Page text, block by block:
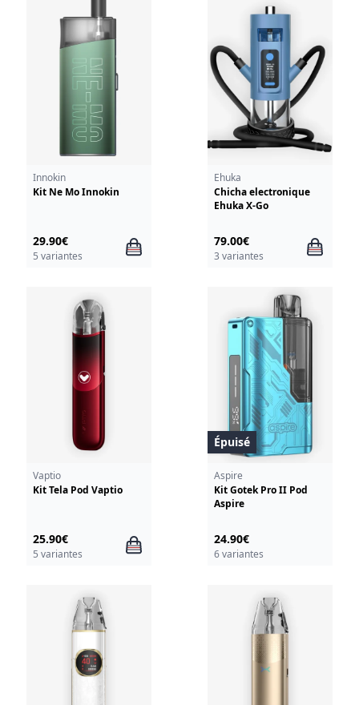
Innokin
Kit Ne Mo Innokin
29.90€
5 variantes
Ehuka
Chicha electronique
Ehuka X-Go
79.00€
3 variantes
Vaptio
Kit Tela Pod Vaptio
25.90€
5 variantes
Épuisé
Aspire
Kit Gotek Pro II Pod
Aspire
24.90€
6 variantes